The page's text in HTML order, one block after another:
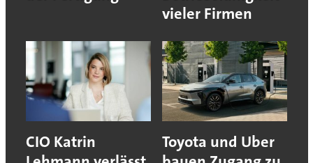
vieler Firmen
CIO Katrin
Toyota und Uber